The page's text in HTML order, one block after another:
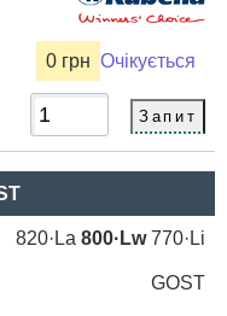
0 грн Очікується
820·La800·Lw770·Li
GOST